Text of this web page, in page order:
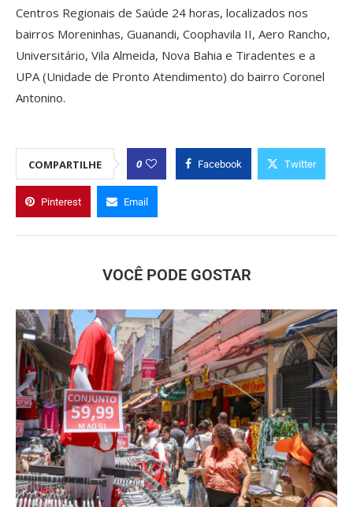
Centros Regionais de Saúde 24 horas, localizados nos
bairros Moreninhas, Guanandi, Coophavila II, Aero Rancho,
Universitário, Vila Almeida, Nova Bahia e Tiradentes e a
UPA (Unidade de Pronto Atendimento) do bairro Coronel
Antonino.
COMPARTILHE 0 Facebook Twitter
Pinterest Email
VOCÊ PODE GOSTAR